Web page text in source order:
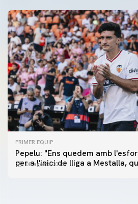
PRIMER EQUIP
Pepelu: "Ens quedem amb
per a l'inici de lliga a Mestalla,
08 agosto 2026
PRIMER EQUIP
📸 #ValenciaNUFC
PRIMER EQUIP
MESTALLA 📍